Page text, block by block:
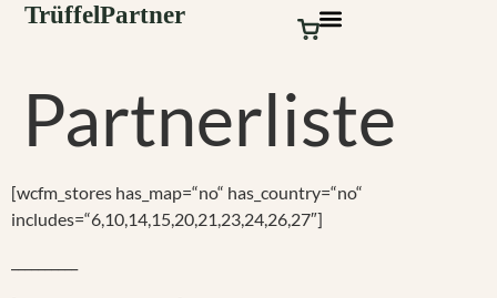
Partnerliste
[wcfm_stores has_map=“no“ has_country=“no“
includes=“6,10,14,15,20,21,23,24,26,27″]